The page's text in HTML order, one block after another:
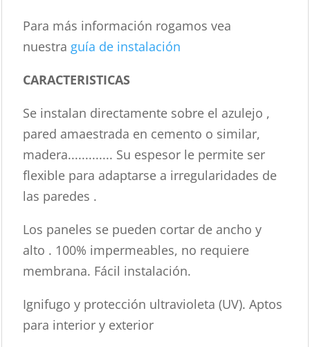
Para más información rogamos vea
nuestra guía de instalación
CARACTERISTICAS
Se instalan directamente sobre el azulejo ,
pared amaestrada en cemento o similar,
madera............. Su espesor le permite ser
flexible para adaptarse a irregularidades de
las paredes .
Los paneles se pueden cortar de ancho y
alto . 100% impermeables, no requiere
membrana. Fácil instalación.
Ignifugo y protección ultravioleta (UV). Aptos
para interior y exterior